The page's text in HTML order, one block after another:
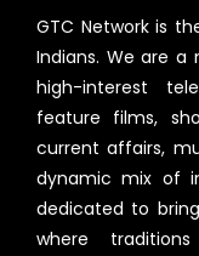
GTC Network is
Indians. We are a
high-interest
feature films,
current affairs,
dynamic mix of
dedicated to
where